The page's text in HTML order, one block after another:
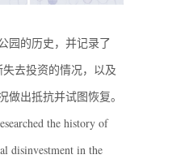
园的历史，并记录了
去投资的情况，以及
出抵抗并试图恢复。
the history of
disinvestment in the